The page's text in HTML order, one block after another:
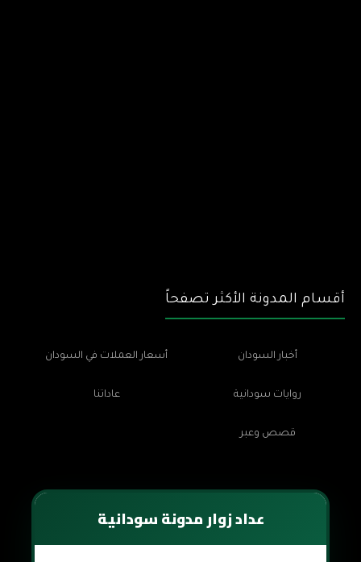
أقسام المدونة الأكثر تصفحاً
أخبار السودان أسعار العملات في السودان
روايات سودانية عاداتنا
قصص وعبر
عداد زوار مدونة سودانية